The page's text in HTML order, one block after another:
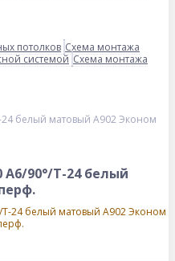
потолков Схема монтажа
системой Схема монтажа
24 белый матовый А902 Эконом
A6/90°/Т-24 белый